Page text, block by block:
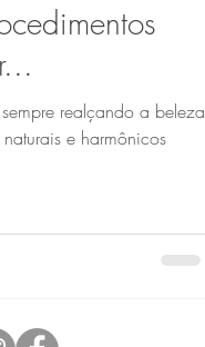
realçando a beleza
e harmônicos